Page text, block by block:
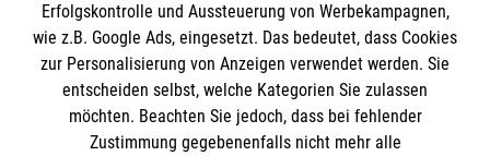
Impressum
Datenschutz
Kontakt
Die Malteser
Malteser in Deutschland
Erfolgskontrolle und Aussteuerung von Werbekampagnen,
wie z.B. Google Ads, eingesetzt. Das bedeutet, dass Cookies
zur Personalisierung von Anzeigen verwendet werden. Sie
entscheiden selbst, welche Kategorien Sie zulassen
möchten. Beachten Sie jedoch, dass bei fehlender
Zustimmung gegebenenfalls nicht mehr alle